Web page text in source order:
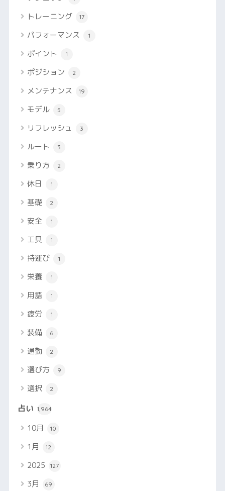
トレーニング 17
パフォーマンス 1
ポイント 1
ポジション 2
メンテナンス 19
モデル 5
リフレッシュ 3
ルート 3
乗り方 2
休日 1
基礎 2
安全 1
工具 1
持運び 1
栄養 1
用語 1
疲労 1
装備 6
通勤 2
選び方 9
選択 2
占い 1,964
10月 10
1月 12
2025 127
3月 69